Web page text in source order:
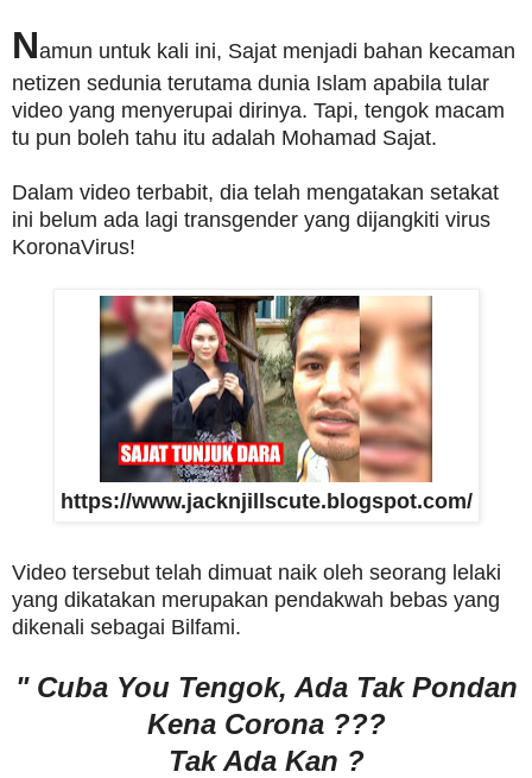
Namun untuk kali ini, Sajat menjadi bahan kecaman
netizen sedunia terutama dunia Islam apabila tular
video yang menyerupai dirinya. Tapi, tengok macam
tu pun boleh tahu itu adalah Mohamad Sajat.
Dalam video terbabit, dia telah mengatakan setakat
ini belum ada lagi transgender yang dijangkiti virus
KoronaVirus!
https://www.jacknjillscute.blogspot.com/
Video tersebut telah dimuat naik oleh seorang lelaki
yang dikatakan merupakan pendakwah bebas yang
dikenali sebagai Bilfami.
" Cuba You Tengok, Ada Tak Pondan
Kena Corona ???
Tak Ada Kan ?